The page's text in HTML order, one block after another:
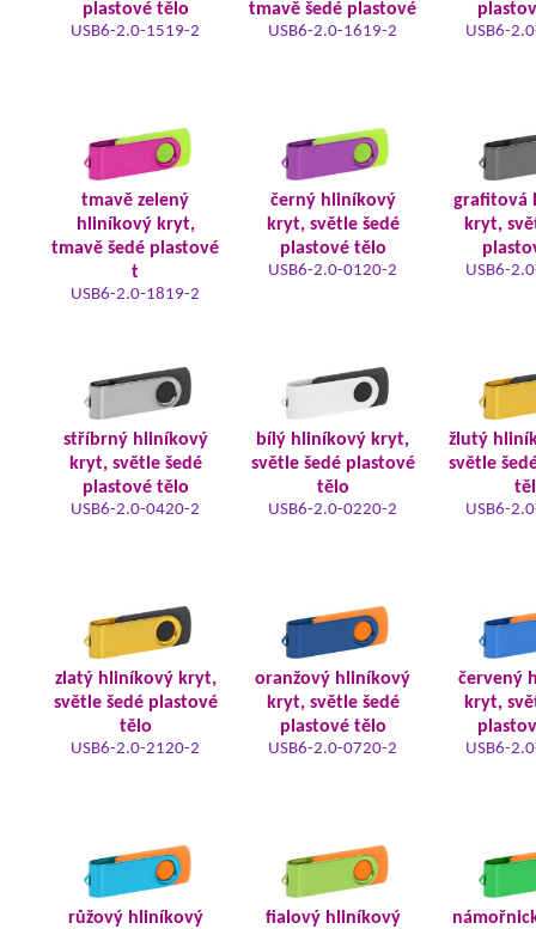
plastové tělo
USB6-2.0-1519-2
tmavě šedé plastové
USB6-2.0-1619-2 USB6-
tmavě zelený
hliníkový kryt,
tmavě šedé plastové
t
USB6-2.0-1819-2
černý hliníkový
kryt, světle šedé
plastové tělo
USB6-2.0-0120-2
grafitová
kryt,
USB6-
stříbrný hliníkový
kryt, světle šedé
plastové tělo
USB6-2.0-0420-2
bílý hliníkový kryt,
světle šedé plastové
tělo
USB6-2.0-0220-2
žlutý
světle
USB6-
zlatý hliníkový kryt,
světle šedé plastové
tělo
USB6-2.0-2120-2
oranžový hliníkový
kryt, světle šedé
plastové tělo
USB6-2.0-0720-2
červený
kryt,
USB6-
růžový hliníkový
fialový hliníkový